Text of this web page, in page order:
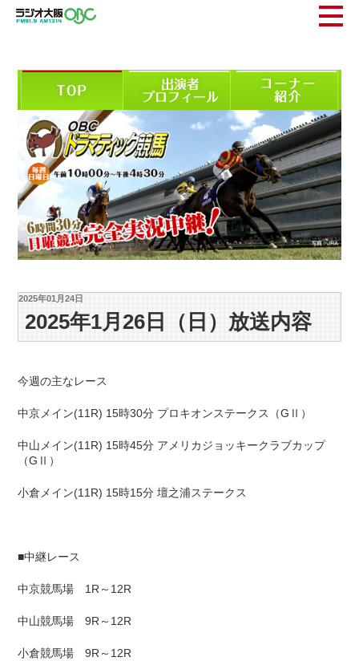
2025年01月24日
2025年1月26日（日）放送内容
今週の主なレース
中京メイン(11R) 15時30分 プロキオンステークス（GⅡ）
中山メイン(11R) 15時45分 アメリカジョッキークラブカップ
（GⅡ）
小倉メイン(11R) 15時15分 壇之浦ステークス
■中継レース
中京競馬場 1R～12R
中山競馬場 9R～12R
小倉競馬場 9R～12R